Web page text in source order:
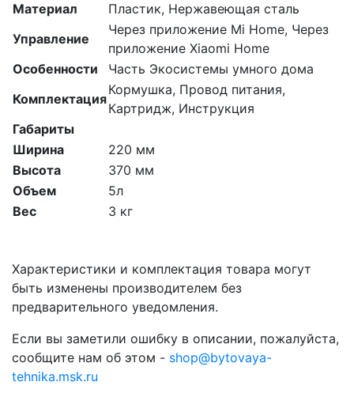
Материал
Пластик, Нержавеющая сталь
Управление
Через приложение Mi Home, Через
приложение Xiaomi Home
Особенности
Часть Экосистемы умного дома
Комплектация
Кормушка, Провод питания,
Картридж, Инструкция
Габариты
Ширина
220 мм
Высота
370 мм
Объем
5л
Вес
3 кг
Характеристики и комплектация товара могут
быть изменены производителем без
предварительного уведомления.
Если вы заметили ошибку в описании, пожалуйста,
сообщите нам об этом - shop@bytovaya-
tehnika.msk.ru